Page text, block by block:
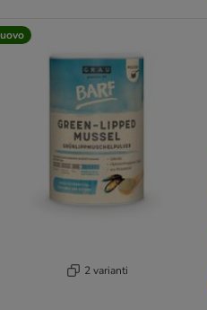
2 varianti